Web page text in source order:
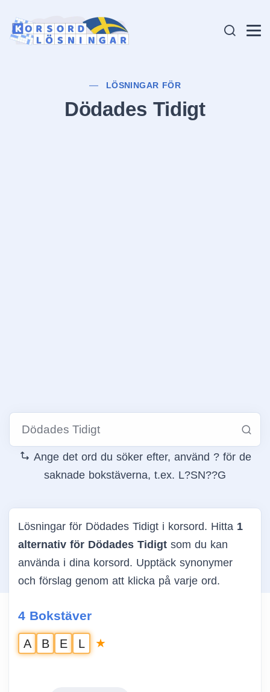
LÖSNINGAR FÖR
Dödades Tidigt
Ange det ord du söker efter, använd ? för de
saknade bokstäverna, t.ex. L?SN??G
Lösningar för Dödades Tidigt i korsord. Hitta 1
alternativ för Dödades Tidigt som du kan
använda i dina korsord. Upptäck synonymer
och förslag genom att klicka på varje ord.
4 Bokstäver
A B E L ★